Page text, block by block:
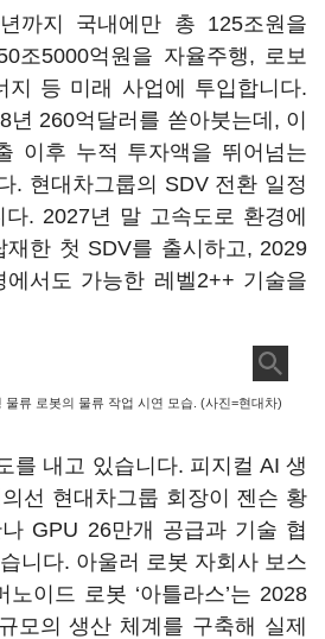
까지 국내에만 총 125조원을
조5000억원을 자율주행, 로보
지 등 미래 사업에 투입합니다.
260억달러를 쏟아붓는데, 이
이후 누적 투자액을 뛰어넘는
. 현대차그룹의 SDV 전환 일정
. 2027년 말 고속도로 환경에
재한 첫 SDV를 출시하고, 2029
서도 가능한 레벨2++ 기술을
류 로봇의 물류 작업 시연 모습. (사진=현대차)
를 내고 있습니다. 피지컬 AI 생
선 현대차그룹 회장이 젠슨 황
GPU 26만개 공급과 기술 협
니다. 아울러 로봇 자회사 보스
노이드 로봇 ‘아틀라스’는 2028
모의 생산 체계를 구축해 실제